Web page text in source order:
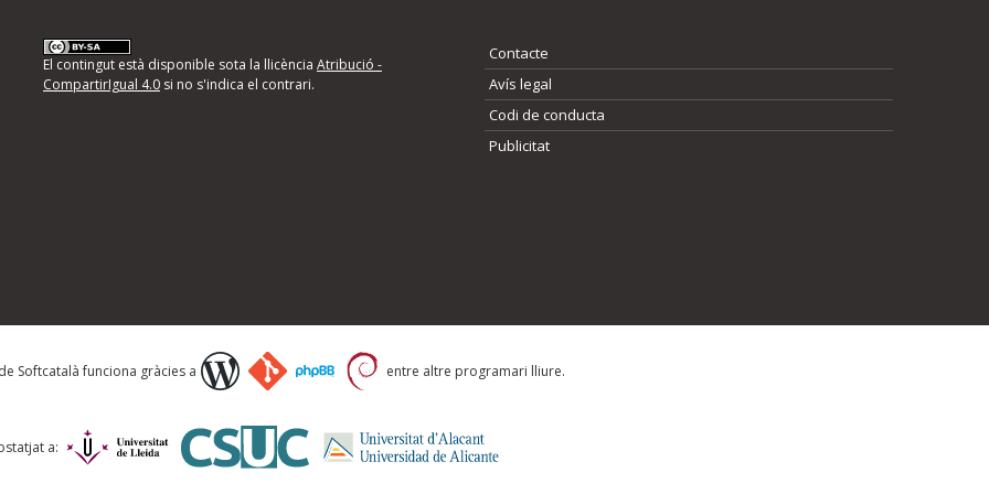
d'errors
següents i descriviu quina és la millora que
El contingut està disponible sota la llicència Atribució -
CompartirIgual 4.0si no s'indica el contrari.
Contacte
Avís legal
Codi de conducta
Publicitat
Softcatalà funciona gràcies a entre altre programari lliure.
a: